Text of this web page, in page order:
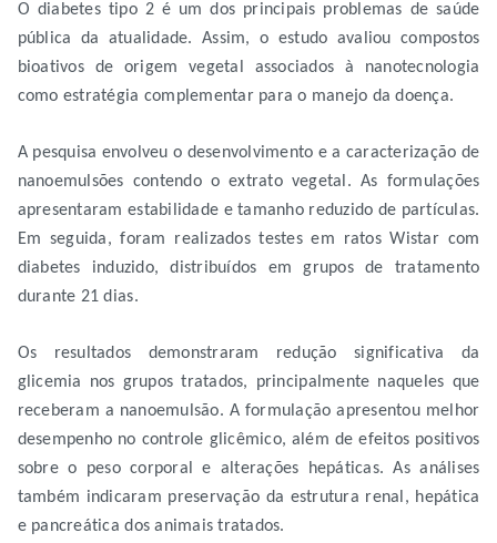
O diabetes tipo 2 é um dos principais problemas de saúde
pública da atualidade. Assim, o estudo avaliou compostos
bioativos de origem vegetal associados à nanotecnologia
como estratégia complementar para o manejo da doença.
A pesquisa envolveu o desenvolvimento e a caracterização de
nanoemulsões contendo o extrato vegetal. As formulações
apresentaram estabilidade e tamanho reduzido de partículas.
Em seguida, foram realizados testes em ratos Wistar com
diabetes induzido, distribuídos em grupos de tratamento
durante 21 dias.
Os resultados demonstraram redução significativa da
glicemia nos grupos tratados, principalmente naqueles que
receberam a nanoemulsão. A formulação apresentou melhor
desempenho no controle glicêmico, além de efeitos positivos
sobre o peso corporal e alterações hepáticas. As análises
também indicaram preservação da estrutura renal, hepática
e pancreática dos animais tratados.